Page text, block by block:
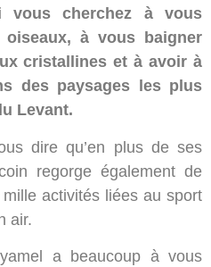
vous cherchez à vous
à vous baigner
cristallines et à avoir à
des paysages les plus
Levant.
dire qu’en plus de ses
regorge également de
activités liées au sport
air.
a beaucoup à vous